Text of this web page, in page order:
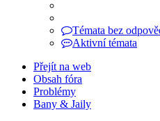
Témata bez
Aktivní témata
Přejít na web
Obsah fóra
Problémy
Bany & Jaily